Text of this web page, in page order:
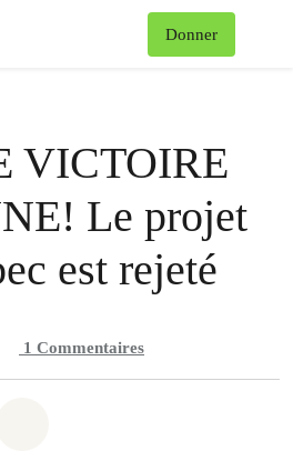
Donner
VICTOIRE
Le projet
est rejeté
1 Commentaires